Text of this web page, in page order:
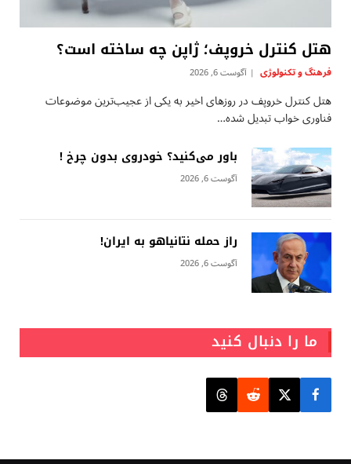
هتل کنترل خروپف؛ ژاپن چه ساخته است؟
فرهنگ و تکنولوژی آگوست 6, 2026
هتل کنترل خروپف در روزهای اخیر به یکی از عجیب‌ترین موضوعات
فناوری خواب تبدیل شده…
باور می‌کنید؟ خودروی بدون چرخ !
آگوست 6, 2026
راز حمله نتانیاهو به ایران!
آگوست 6, 2026
ما را دنبال کنید